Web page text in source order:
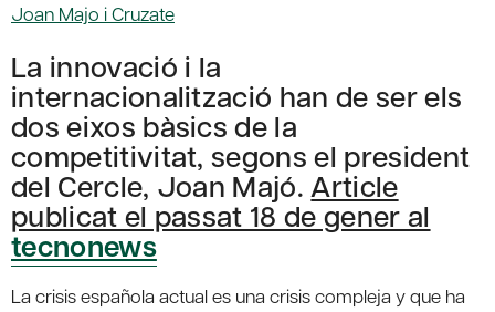
Joan Majo i Cruzate
La innovació i la
internacionalització han de ser els
dos eixos bàsics de la
competitivitat, segons el president
del Cercle, Joan Majó.Article
publicat el passat 18 de gener al
tecnonews
La crisis española actual es una crisis compleja y que ha